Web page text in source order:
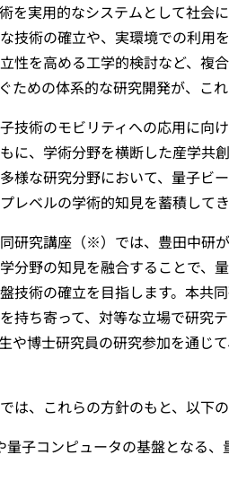
を実用的なシステムとして社会
技術の確立や、実環境での利用
性を高める工学的検討など、複
ための体系的な研究開発が、こ
技術のモビリティへの応用に向
に、学術分野を横断した産学共
様な研究分野において、量子ビ
レベルの学術的知見を蓄積してき
研究講座（※）では、豊田中研
分野の知見を融合することで、
技術の確立を目指します。本共
持ち寄って、対等な立場で研究
や博士研究員の研究参加を通じ
は、これらの方針のもと、以下
量子コンピュータの基盤となる